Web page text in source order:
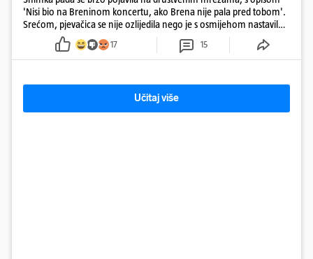
'Nisi bio na Breninom koncertu, ako Brena nije pala pred tobom'.
Srećom, pjevačica se nije ozlijedila nego je s osmijehom nastavila
17 15
Učitaj više